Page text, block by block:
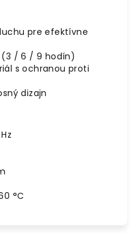
pre efektívne
/ 6 / 9 hodín)
s ochranou proti
dizajn
°C